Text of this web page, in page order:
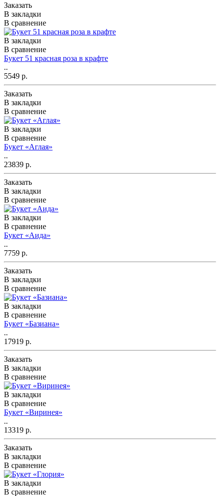
Заказать
В закладки
В сравнение
В закладки
В сравнение
Букет 51 красная роза в крафте
..
5549 р.
Заказать
В закладки
В сравнение
В закладки
В сравнение
Букет «Аглая»
..
23839 р.
Заказать
В закладки
В сравнение
В закладки
В сравнение
Букет «Аида»
..
7759 р.
Заказать
В закладки
В сравнение
В закладки
В сравнение
Букет «Базиана»
..
17919 р.
Заказать
В закладки
В сравнение
В закладки
В сравнение
Букет «Виринея»
..
13319 р.
Заказать
В закладки
В сравнение
В закладки
В сравнение